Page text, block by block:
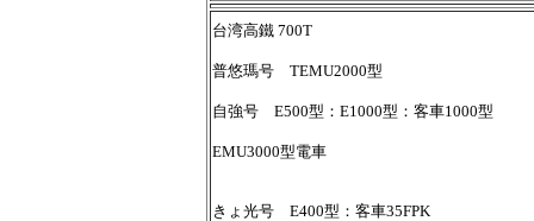
台湾高鐵 700T
普悠瑪号 TEMU2000型
自強号 E500型：E1000型：客車1000型
EMU3000型電車
きょ光号 E400型：客車35FPK